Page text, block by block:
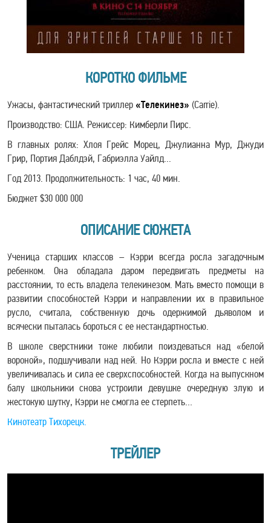
КОРОТКО ФИЛЬМЕ
Ужасы, фантастический триллер «Телекинез» (Carrie).
Производство: США. Режиссер: Кимберли Пирс.
В главных ролях: Хлоя Грейс Морец, Джулианна Мур, Джуди
Грир, Портия Даблдэй, Габриэлла Уайлд...
Год 2013. Продолжительность: 1 час, 40 мин.
Бюджет $30 000 000
ОПИСАНИЕ СЮЖЕТА
Ученица старших классов – Кэрри всегда росла загадочным
ребенком. Она обладала даром передвигать предметы на
расстоянии, то есть владела телекинезом. Мать вместо помощи в
развитии способностей Кэрри и направлении их в правильное
русло, считала, собственную дочь одержимой дьяволом и
всячески пыталась бороться с ее нестандартностью.
В школе сверстники тоже любили поиздеваться над «белой
вороной», подшучивали над ней. Но Кэрри росла и вместе с ней
увеличивалась и сила ее сверхспособностей. Когда на выпускном
балу школьники снова устроили девушке очередную злую и
жестокую шутку, Кэрри не смогла ее стерпеть…
Кинотеатр Тихорецк.
ТРЕЙЛЕР